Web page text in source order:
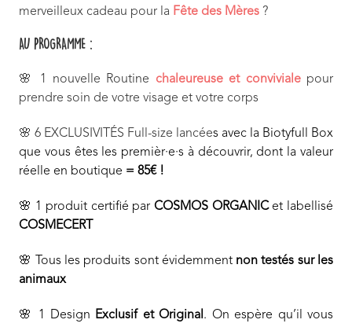
merveilleux cadeau pour la Fête des Mères ?
AU PROGRAMME :
🌸 1 nouvelle Routine chaleureuse et convivialepour
prendre soin de votre visage et votre corps
🌸 6 EXCLUSIVITÉS Full-size lancées avec la Biotyfull Box
que vous êtes les premièr·e·s à découvrir, dont la valeur
réelle en boutique = 85€ !
🌸 1 produit certifié par COSMOS ORGANIC et labellisé
COSMECERT
🌸 Tous les produits sont évidemment non testés sur les
animaux
🌸 1 Design Exclusif et Original . On espère qu’il vous